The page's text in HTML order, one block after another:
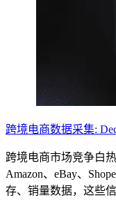
跨境电商数据采集:
跨境电商市场竞争白
Amazon、eBay、
存、销量数据，这些